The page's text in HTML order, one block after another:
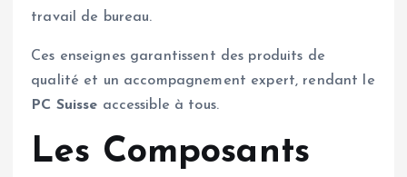
travail de bureau.
Ces enseignes garantissent des produits de
qualité et un accompagnement expert, rendant le
PC Suisse accessible à tous.
Les Composants